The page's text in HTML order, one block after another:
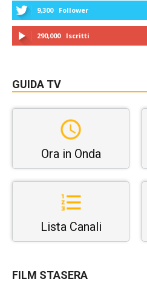
9,300 Follower
290,000 Iscritti
GUIDA TV
Ora in Onda
Lista Canali
FILM STASERA